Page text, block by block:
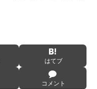
はてブ
コメント